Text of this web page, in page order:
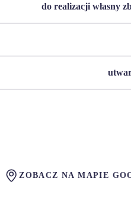
do realizacji własny
ZOBACZ NA MAPIE